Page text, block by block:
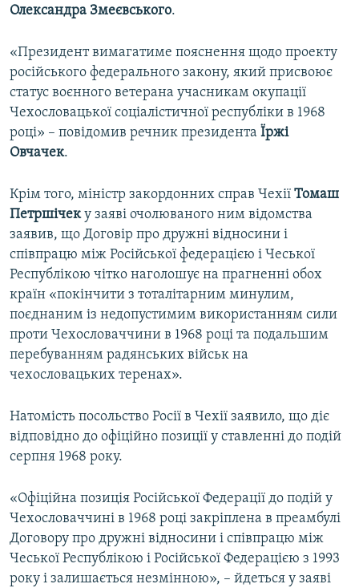
Олександра Змеєвського.
«Президент вимагатиме пояснення щодо проекту
російського федерального закону, який присвоює
статус воєнного ветерана учасникам окупації
Чехословацької соціалістичної республіки в 1968
році» – повідомив речник президента Їржі
Овчачек.
Крім того, міністр закордонних справ Чехії Томаш
Петршічеку заяві очолюваного ним відомства
заявив, що Договір про дружні відносини і
співпрацю між Російської федерацією і Чеської
Республікою чітко наголошує на прагненні обох
країн «покінчити з тоталітарним минулим,
поєднаним із недопустимим використанням сили
проти Чехословаччини в 1968 році та подальшим
перебуванням радянських військ на
чехословацьких теренах».
Натомість посольство Росії в Чехії заявило, що діє
відповідно до офіційно позиції у ставленні до подій
серпня 1968 року.
«Офіційна позиція Російської Федерації до подій у
Чехословаччині в 1968 році закріплена в преамбулі
Договору про дружні відносини і співпрацю між
Чеської Республікою і Російської Федерацією з 1993
року і залишається незмінною», – йдеться у заяві